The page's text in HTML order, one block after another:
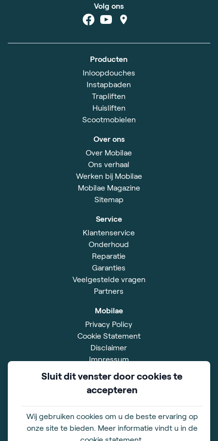
Volg ons
Producten
Inloopdouches
Instapbaden
Trapliften
Huisliften
Scootmobielen
Over ons
Over Mobilae
Ons verhaal
Werken bij Mobilae
Mobilae Magazine
Sitemap
Service
Klantenservice
Onderhoud
Reparatie
Garanties
Veelgestelde vragen
Partners
Mobilae
Privacy Policy
Cookie Statement
Disclaimer
Impressum
Showroom
2353 GA Leiderdorp
Sluit dit venster door cookies te
accepteren
Wij gebruiken cookies om u de beste ervaring op
onze site te bieden. Meer informatie vindt u in de